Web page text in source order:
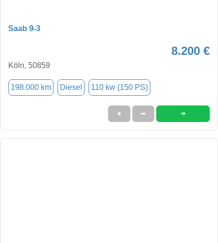
Saab 9-3
8.200 €
Köln, 50859
198.000 km Diesel 110 kw (150 PS)
★ ➦ ➜